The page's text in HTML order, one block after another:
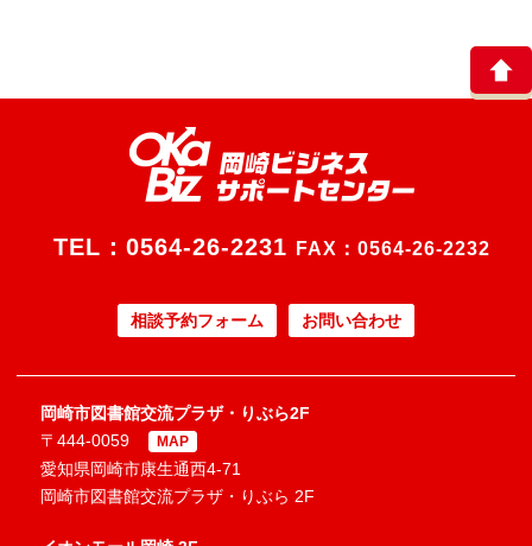
TEL： 0564-26-2231 FAX：0564-26-2232
相談予約フォーム お問い合わせ
岡崎市図書館交流プラザ・りぶら2F
〒444-0059
MAP
愛知県岡崎市康生通西4-71
岡崎市図書館交流プラザ・りぶら 2F